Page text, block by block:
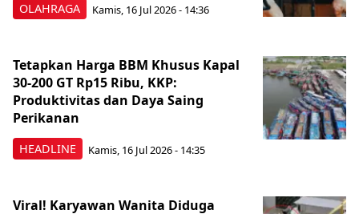
OLAHRAGA Kamis, 16 Jul 2026 - 14:36
HEADLINE
Tetapkan Harga BBM Khusus Kapal
30-200 GT Rp15 Ribu, KKP:
Produktivitas dan Daya Saing
Perikanan
Kamis, 16 Jul 2026 - 14:35
Viral! Karyawan Wanita Diduga